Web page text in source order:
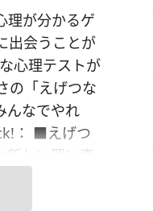
理が分かるゲ
出会うことが
心理テストが
の「えげつな
んなでやれ
： ■えげつ
新しい習い事
理 C. ヨガ
選んだ人は、